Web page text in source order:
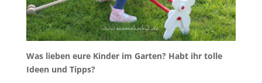
Was lieben eure Kinder im Garten? Habt ihr tolle
Ideen und Tipps?